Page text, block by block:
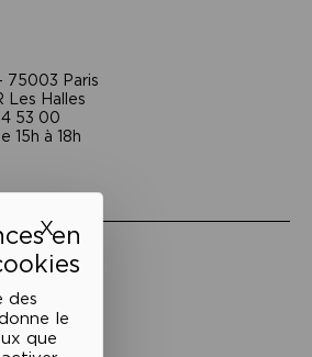
des
le
que
XMasquer le bandeau des
75003 Paris
Les Halles
53 00
15h à 18h
vente